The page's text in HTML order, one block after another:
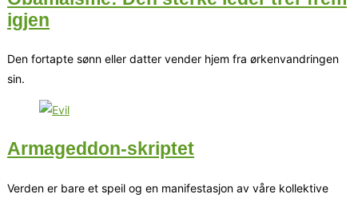
igjen
Den fortapte sønn eller datter vender hjem fra ørkenvandringen
sin.
Armageddon-skriptet
Verden er bare et speil og en manifestasjon av våre kollektive